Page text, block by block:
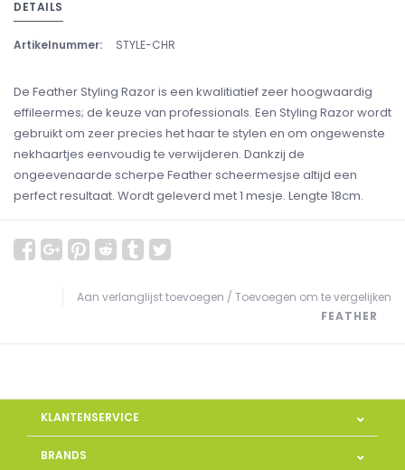
DETAILS
Artikelnummer: STYLE-CHR
De Feather Styling Razor is een kwalitiatief zeer hoogwaardig
effileermes; de keuze van professionals. Een Styling Razor wordt
gebruikt om zeer precies het haar te stylen en om ongewenste
nekhaartjes eenvoudig te verwijderen. Dankzij de
ongeevenaarde scherpe Feather scheermesjse altijd een
perfect resultaat. Wordt geleverd met 1 mesje. Lengte 18cm.
Aan verlanglijst toevoegen / Toevoegen om te vergelijken
FEATHER
KLANTENSERVICE
BRANDS